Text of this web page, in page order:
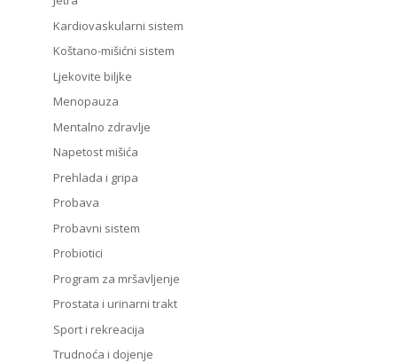
Kardiovaskularni sistem
Koštano-mišićni sistem
Ljekovite biljke
Menopauza
Mentalno zdravlje
Napetost mišića
Prehlada i gripa
Probava
Probavni sistem
Probiotici
Program za mršavljenje
Prostata i urinarni trakt
Sport i rekreacija
Trudnoća i dojenje